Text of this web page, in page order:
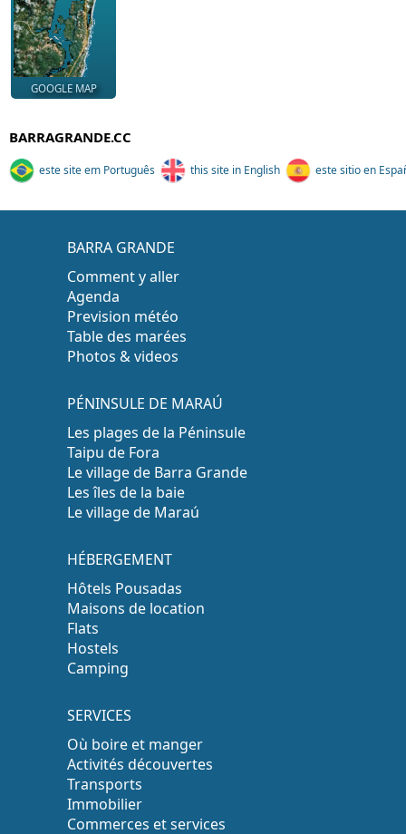
GOOGLE MAP
BARRAGRANDE.CC
este site em Português this site in English este sitio en
BARRA GRANDE
Comment y aller
Agenda
Prevision météo
Table des marées
Photos & videos
PÉNINSULE DE MARAÚ
Les plages de la Péninsule
Taipu de Fora
Le village de Barra Grande
Les îles de la baie
Le village de Maraú
HÉBERGEMENT
Hôtels Pousadas
Maisons de location
Flats
Hostels
Camping
SERVICES
Où boire et manger
Activités découvertes
Transports
Immobilier
Commerces et services